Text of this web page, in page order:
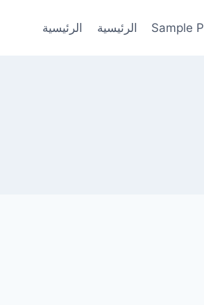
Sample الرئيسية الرئيسية